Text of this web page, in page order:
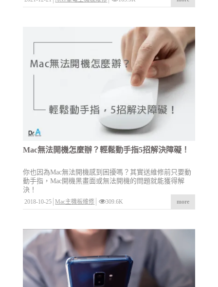
Mac無法開機怎麼辦？輕鬆動手指5招解決障礙！
你也因為Mac無法開機感到困擾嗎？其實送維修前只要動
動手指，Mac開機黑畫面或無法開機的問題就能獲得解
決！
2018-10-25 Mac主機板維修 309.6K more